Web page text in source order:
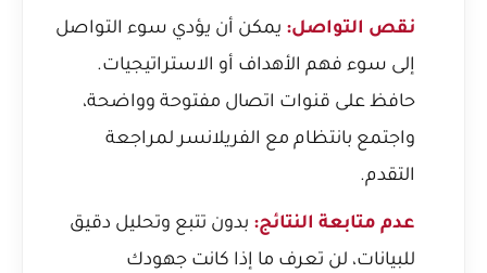
نقص التواصل: يمكن أن يؤدي سوء التواصل
إلى سوء فهم الأهداف أو الاستراتيجيات.
حافظ على قنوات اتصال مفتوحة وواضحة،
واجتمع بانتظام مع الفريلانسر لمراجعة
التقدم.
عدم متابعة النتائج: بدون تتبع وتحليل دقيق
للبيانات، لن تعرف ما إذا كانت جهودك